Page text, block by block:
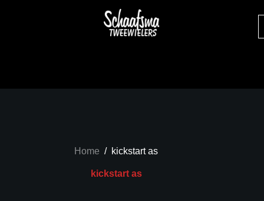
Home / kickstart as
kickstart as